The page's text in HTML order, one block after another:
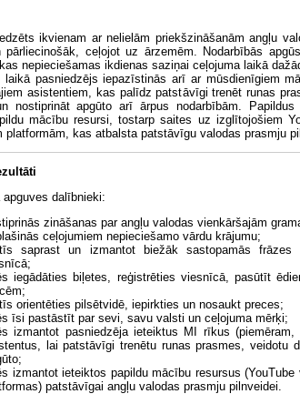
ikvienam ar nelielām priekšzināšanām angļu
pārliecinošāk, ceļojot uz ārzemēm. Nodarbībās
nepieciešamas ikdienas saziņai ceļojuma laikā
laikā pasniedzējs iepazīstinās arī ar mūsdienīgiem
asistentiem, kas palīdz patstāvīgi trenēt runas
nostiprināt apgūto arī ārpus nodarbībām.
mācību resursi, tostarp saites uz izglītojošiem
platformām, kas atbalsta patstāvīgu valodas prasmju
apguves dalībnieki:
zināšanas par angļu valodas vienkāršajām
ceļojumiem nepieciešamo vārdu krājumu;
saprast un izmantot biežāk sastopamās frāzes
iegādāties biļetes, reģistrēties viesnīcā, pasūtīt
orientēties pilsētvidē, iepirkties un nosaukt preces;
īsi pastāstīt par sevi, savu valsti un ceļojuma mērķi;
izmantot pasniedzēja ieteiktus MI rīkus (piemēram,
lai patstāvīgi trenētu runas prasmes, veidotu
izmantot ieteiktos papildu mācību resursus
patstāvīgai angļu valodas prasmju pilnveidei.